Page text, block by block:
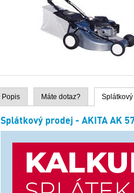
Popis Máte dotaz?
Splátkový prodej - AKITA AK